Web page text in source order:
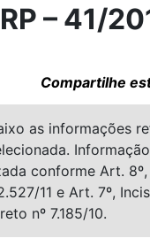
– 41/
Compartilhe
as informações
Informação
conforme Art. 8º,
11 e Art. 7º,
nº 7.185/10.